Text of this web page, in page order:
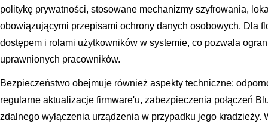
politykę prywatności, stosowane mechanizmy szyfrowania,
obowiązującymi przepisami ochrony danych osobowych. Dla
dostępem i rolami użytkowników w systemie, co pozwala
uprawnionych pracowników.
Bezpieczeństwo obejmuje również aspekty techniczne:
regularne aktualizacje firmware'u, zabezpieczenia połączeń
zdalnego wyłączenia urządzenia w przypadku jego kradzieży.